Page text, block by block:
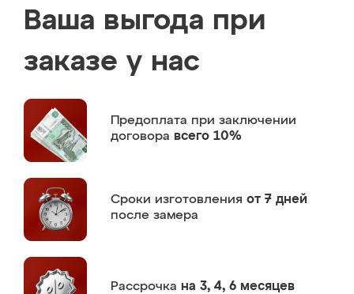
Ваша выгода при
заказе у нас
Предоплата при заключении
договора всего 10%
Сроки изготовления от 7 дней
после замера
Рассрочка на 3, 4, 6 месяцев